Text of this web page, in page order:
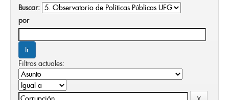
Buscar:
por
Filtros actuales: